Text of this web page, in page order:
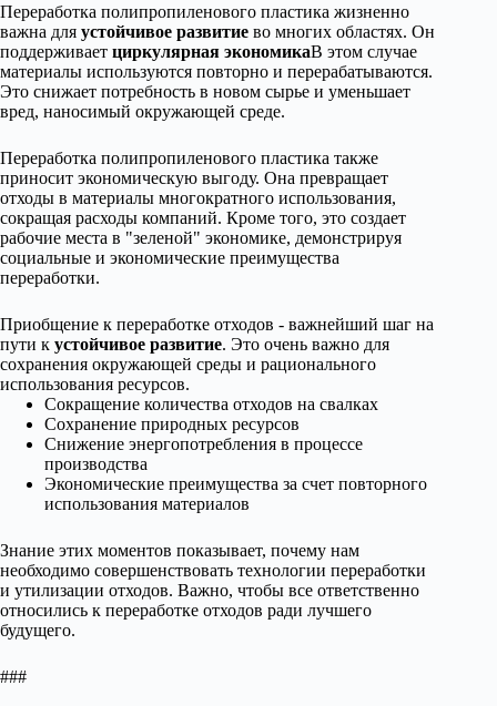
Переработка полипропиленового пластика жизненно
важна для устойчивое развитие во многих областях. Он
поддерживает циркулярная экономикаВ этом случае
материалы используются повторно и перерабатываются.
Это снижает потребность в новом сырье и уменьшает
вред, наносимый окружающей среде.
Переработка полипропиленового пластика также
приносит экономическую выгоду. Она превращает
отходы в материалы многократного использования,
сокращая расходы компаний. Кроме того, это создает
рабочие места в "зеленой" экономике, демонстрируя
социальные и экономические преимущества
переработки.
Приобщение к переработке отходов - важнейший шаг на
пути к устойчивое развитие. Это очень важно для
сохранения окружающей среды и рационального
использования ресурсов.
Сокращение количества отходов на свалках
Сохранение природных ресурсов
Снижение энергопотребления в процессе
производства
Экономические преимущества за счет повторного
использования материалов
Знание этих моментов показывает, почему нам
необходимо совершенствовать технологии переработки
и утилизации отходов. Важно, чтобы все ответственно
относились к переработке отходов ради лучшего
будущего.
###